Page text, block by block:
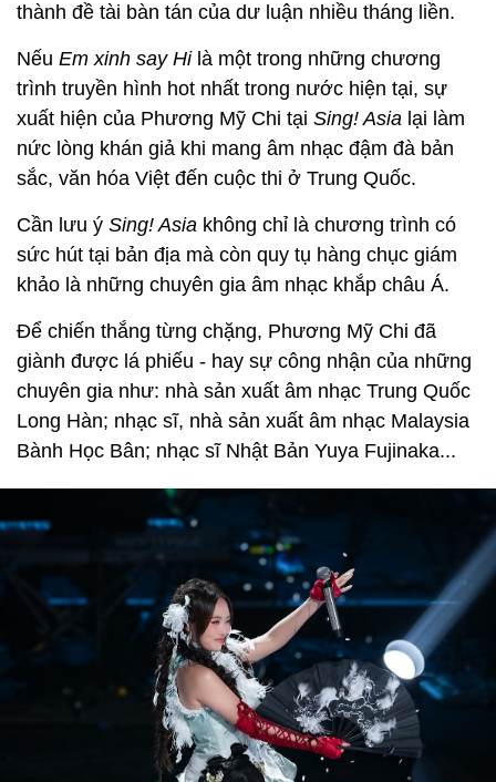
thành đề tài bàn tán của dư luận nhiều tháng liền.
Nếu Em xinh say Hilà một trong những chương
trình truyền hình hot nhất trong nước hiện tại, sự
xuất hiện của Phương Mỹ Chi tại Sing! Asia lại làm
nức lòng khán giả khi mang âm nhạc đậm đà bản
sắc, văn hóa Việt đến cuộc thi ở Trung Quốc.
Cần lưu ý Sing! Asia không chỉ là chương trình có
sức hút tại bản địa mà còn quy tụ hàng chục giám
khảo là những chuyên gia âm nhạc khắp châu Á.
Để chiến thắng từng chặng, Phương Mỹ Chi đã
giành được lá phiếu - hay sự công nhận của những
chuyên gia như: nhà sản xuất âm nhạc Trung Quốc
Long Hàn; nhạc sĩ, nhà sản xuất âm nhạc Malaysia
Bành Học Bân; nhạc sĩ Nhật Bản Yuya Fujinaka...